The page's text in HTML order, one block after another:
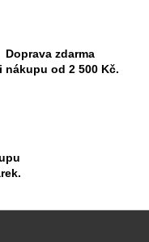
Doprava zdarma
nákupu od 2 500 Kč.